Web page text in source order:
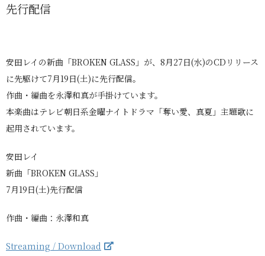
先行配信
安田レイの新曲「BROKEN GLASS」が、8月27日(水)のCDリリース
に先駆けて7月19日(土)に先行配信。
作曲・編曲を永澤和真が手掛けています。
本楽曲はテレビ朝日系金曜ナイトドラマ「奪い愛、真夏」主題歌に
起用されています。
安田レイ
新曲「BROKEN GLASS」
7月19日(土)先行配信
作曲・編曲：永澤和真
Streaming / Download